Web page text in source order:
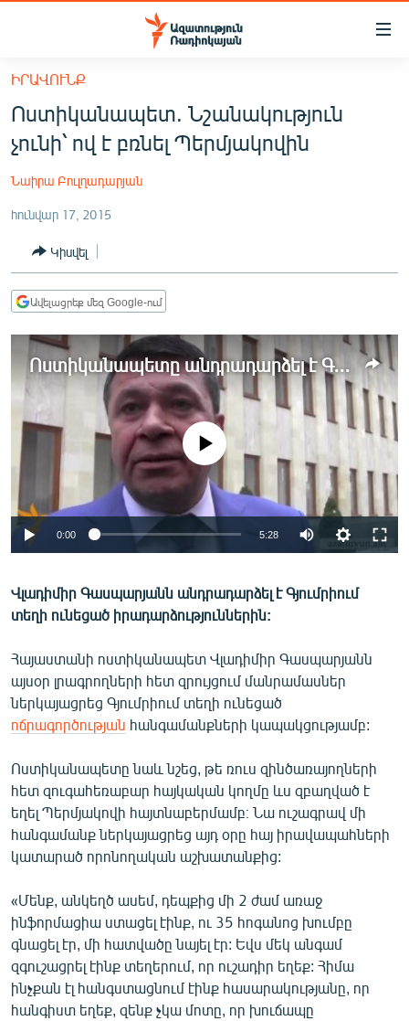
Մատչելիության
հիմնական
բովանդակությանը
Անցնել
հիմնական
մենյուին
ՀԱՅԱՍՏԱՆ
ՔԱՂԱՔԱԿԱՆ
ԸՆՏՐՈՒԹՅՈՒՆՆԵՐ 2026
ԻՐԱՎՈՒՆՔ
ՀԱՍԱՐԱԿՈՒԹՅՈՒՆ
ՏՆՏԵՍՈՒԹՅՈՒՆ
ՊԱՏԵՐԱԶՄԻ 6 ՇԱԲԱԹՆԵՐԸ
ՏԱՐԱԾԱՇՐՋԱՆ
ՄԻՋԱԶԳԱՅԻՆ
ՄՇԱԿՈՒՅԹ
ՍՊՈՐՏ
ՄԵԿՆԱԲԱՆՈՒԹՅՈՒՆ
ՏՏ ԵՒ ԻՆՏԵՐՆԵՏ
ԿՈՐՈՆԱՎԻՐՈՒՍ
ԱՐԽԻՎ
ՏԵՍԱՆՅՈՒԹԵՐ
ԲԱՆԱՎԵՃ
ՁԳՏԵԼՈՎ ԼԱՎԱԳՈՒՅՆԻՆ
Հայերեն
English
Русский
ՀԵՏԵՎԵՔ ՄԵԶ
ԻՐԱՎՈՒՆՔ
Ոստիկանապետ. Նշանակություն
չունի՝ ով է բռնել Պերմյակովին
Նաիրա Բուլղադարյան
հունվար 17, 2015
Կիսվել
Ավելացրեք մեզ Google-ում
Ոստիկանապետը անդրադարձել է Գյումրու դեպքերին
No media source currently available
0:00 5:28
Վլադիմիր Գասպարյանն անդրադարձել է Գյումրիում
տեղի ունեցած իրադարձություններին:
Հայաստանի ոստիկանապետ Վլադիմիր Գասպարյանն
այսօր լրագրողների հետ զրույցում մանրամասներ
ներկայացրեց Գյումրիում տեղի ունեցած
ոճրագործության հանգամանքների կապակցությամբ:
Ոստիկանապետը նաև նշեց, թե ռուս զինծառայողների
հետ զուգահեռաբար հայկական կողմը ևս զբաղված է
եղել Պերմյակովի հայտնաբերմամբ։ Նա ուշագրավ մի
հանգամանք ներկայացրեց այդ օրը հայ իրավապահների
կատարած որոնողական աշխատանքից:
«Մենք, անկեղծ ասեմ, դեպքից մի 2 ժամ առաջ
ինֆորմացիա ստացել էինք, ու 35 հոգանոց խումբը
գնացել էր, մի հատվածը նայել էր: Եվս մեկ անգամ
զգուշացրել էինք տեղերում, որ ուշադիր եղեք: Հիմա
ինչքան էլ հանգստացնում էինք հասարակությանը, որ
հանգիստ եղեք, զենք չկա մոտը, որ խուճապը